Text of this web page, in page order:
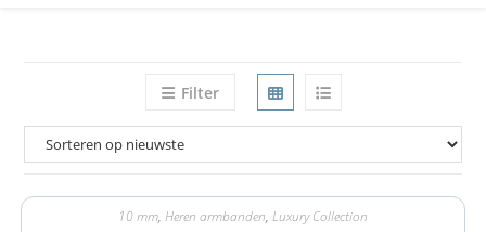
Filter
10 mm, Heren armbanden, Luxury Collection